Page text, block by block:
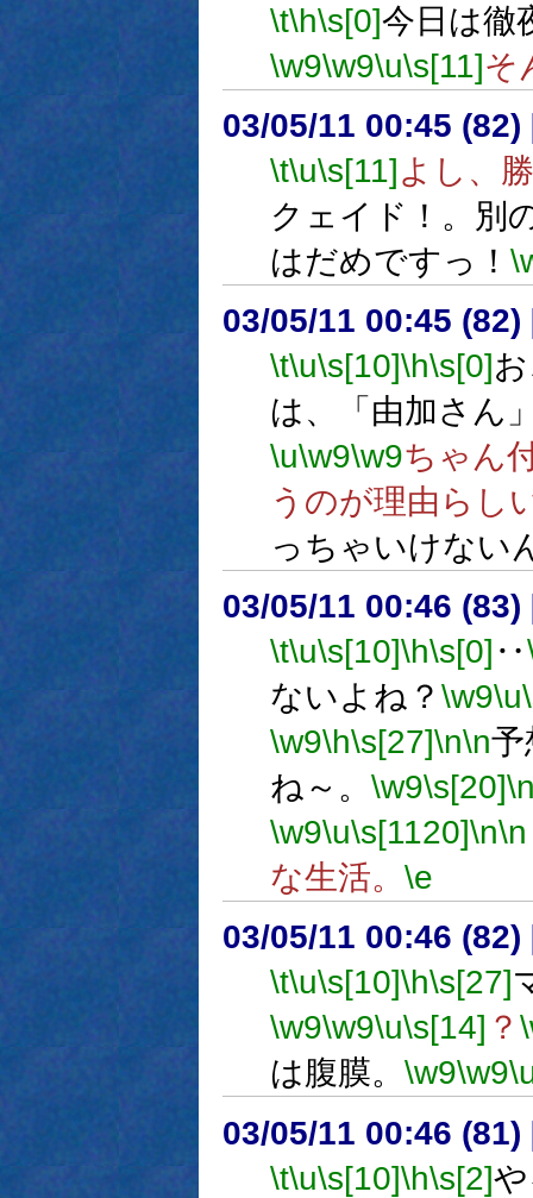
\t\h\s[0]今日は徹
\w9\w9\u\s[11]そ
03/05/11 00:45 (82)
\t\u\s[11]よし、
クェイド！。別
はだめですっ！
03/05/11 00:45 (82)
\t\u\s[10]\h\s[0]
は、「由加さん
\u\w9\w9ちゃん
うのが理由らし
っちゃいけない
03/05/11 00:46 (83)
\t\u\s[10]\h\s[0] ‥
ないよね？ \w9\u
\w9\h\s[27]\n\n予
ね～。 \w9\s[20]
\w9\u\s[1120]\n\n
な生活。 \e
03/05/11 00:46 (82)
\t\u\s[10]\h\s[27]
\w9\w9\u\s[14] ？
は腹膜。 \w9\w9
03/05/11 00:46 (81)
\t\u\s[10]\h\s[2]